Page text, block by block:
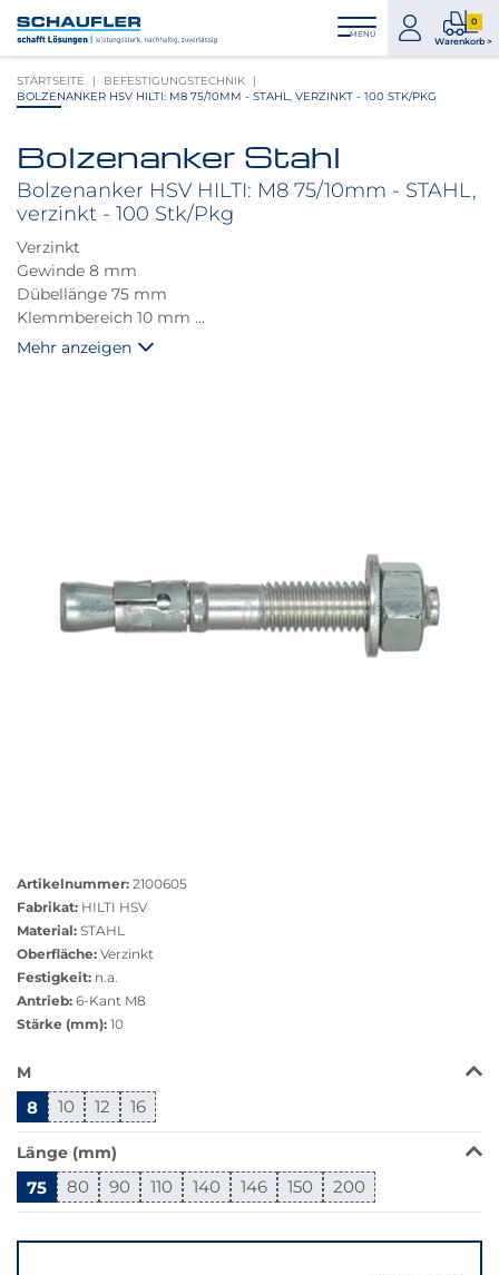
Inhalt
Hauptnavigation
Footernavigation
Logo
Schaufler
verlinkt
zur
MENÜ
zum
Konto
0
Warenkorb >
0
STARTSEITE
BEFESTIGUNGSTECHNIK
BOLZENANKER HSV HILTI: M8 75/10MM - STAHL, VERZINKT - 100 STK/PKG
Produktbilder
Bolzenanker Stahl
Bolzenanker HSV HILTI: M8 75/10mm - STAHL,
verzinkt - 100 Stk/Pkg
Verzinkt
Gewinde 8 mm
Dübellänge 75 mm
Klemmbereich 10 mm
Bohrer 8 mm
Mehr anzeigen
anzeigen
Artikelnummer: 2100605
Fabrikat: HILTI HSV
Material: STAHL
Oberfläche: Verzinkt
Festigkeit: n.a.
Antrieb: 6-Kant M8
Stärke (mm): 10
Das
ist
in
dieser
Variante
nicht
Bei
M
8 10 12 16
Länge (mm)
75 80 90 110 140 146 150 200
zu